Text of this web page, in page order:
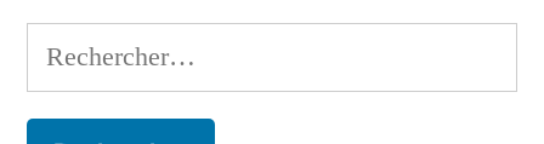
Rechercher :